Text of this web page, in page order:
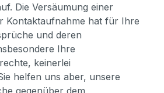
Die Versäumung einer
Kontaktaufnahme hat für Ihre
und deren
Ihre
keinerlei
helfen uns aber, unsere
gegenüber dem